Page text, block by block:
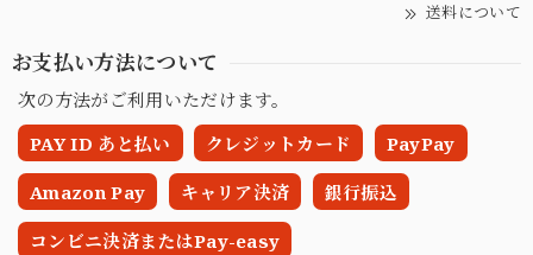
送料について
お支払い方法について
次の方法がご利用いただけます。
PAY ID あと払い
クレジットカード PayPay
Amazon Pay キャリア決済 銀行振込
コンビニ決済またはPay-easy